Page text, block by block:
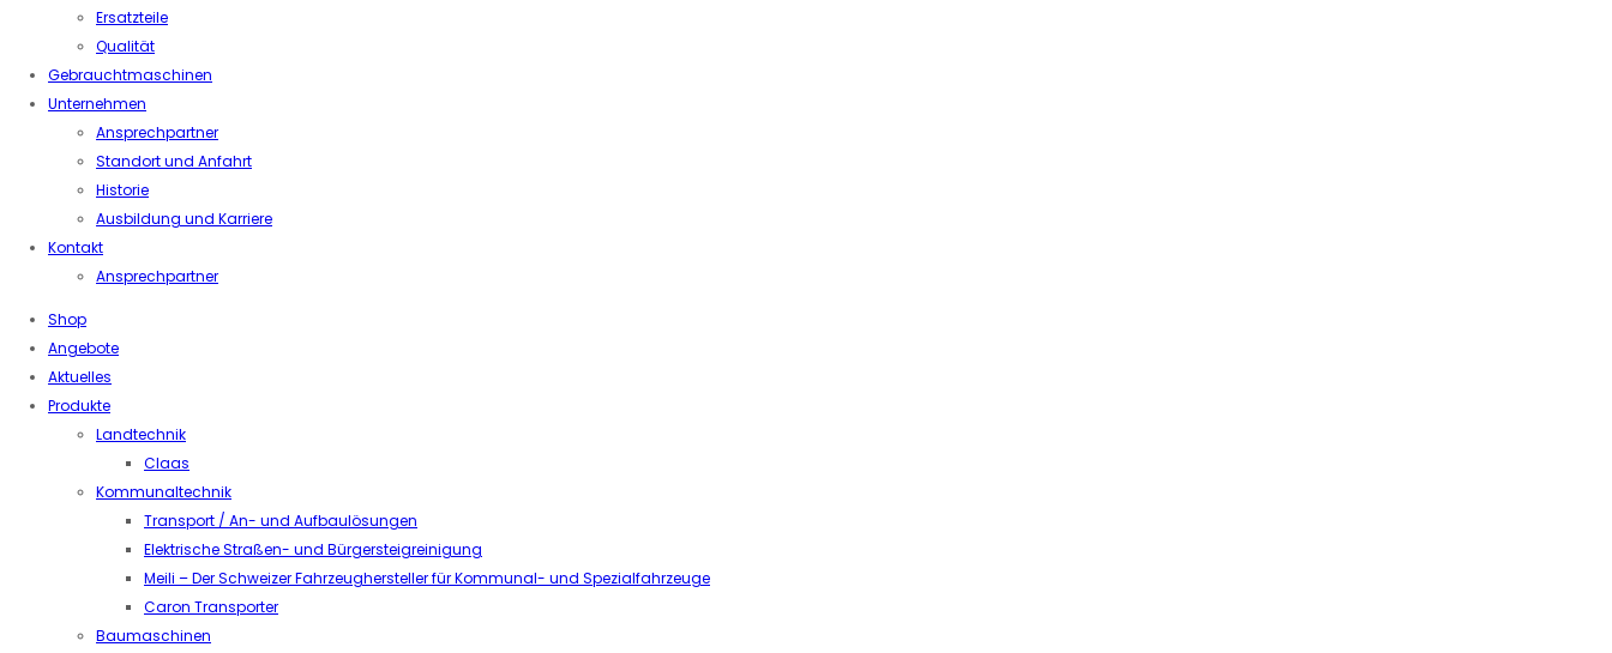
Ersatzteile
Qualität
Gebrauchtmaschinen
Unternehmen
Ansprechpartner
Standort und Anfahrt
Historie
Ausbildung und Karriere
Kontakt
Ansprechpartner
Shop
Angebote
Aktuelles
Produkte
Landtechnik
Claas
Kommunaltechnik
Transport / An- und Aufbaulösungen
Elektrische Straßen- und Bürgersteigreinigung
Meili – Der Schweizer Fahrzeughersteller für Kommunal- und Spezialfahrzeuge
Caron Transporter
Baumaschinen